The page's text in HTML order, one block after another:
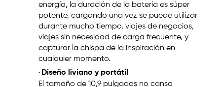
energía, la duración de la batería es súper
potente, cargando una vez se puede utilizar
durante mucho tiempo, viajes de negocios,
viajes sin necesidad de carga frecuente, y
capturar la chispa de la inspiración en
cualquier momento.
· Diseño liviano y portátil
El tamaño de 10,9 pulgadas no cansa